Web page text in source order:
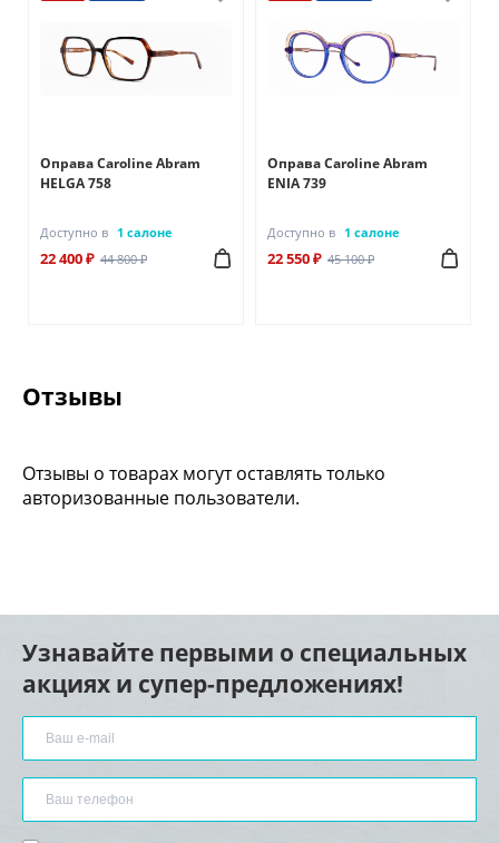
Оправа Caroline Abram
HELGA 758
Доступно в 1 салоне
22 400 ₽ 44 800 ₽
Оправа Caroline Abram
ENIA 739
Доступно в 1 салоне
22 550 ₽ 45 100 ₽
Отзывы
Отзывы о товарах могут оставлять только
авторизованные пользователи.
Узнавайте первыми о специальных
акциях и супер-предложениях!